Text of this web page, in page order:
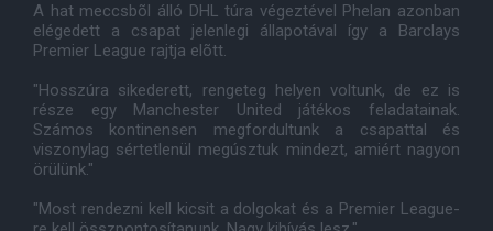
A hat meccsbõl álló DHL túra végeztével Phelan azonban
elégedett a csapat jelenlegi állapotával így a Barclays
Premier League rajtja elõtt.
"Hosszúra sikederett, rengeteg helyen voltunk, de ez is
része egy Manchester United játékos feladatainak.
Számos kontinensen megfordultunk a csapattal és
viszonylag sértetlenül megúsztuk mindezt, amiért nagyon
örülünk."
"Most rendezni kell kicsit a dolgokat és a Premier League-